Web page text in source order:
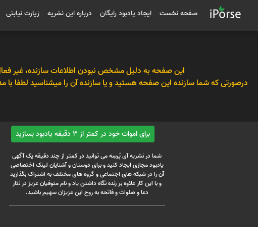
صفحه نخست ایجاد یادبود رایگان درباره این نشریه زیارت نیابتی
این صفحه به دلیل مشخص نبودن اطلاعات سازنده، غیر
درصورتی که شما سازنده این صفحه هستید و یا سازنده آن را میشناسید لطفا
برای اموات خود در کمتر از 3 دقیقه یادبود بسازید
شما در نشریه آی پُرسِه می توانید در کمتر از چند دقیقه یک آگهی
یادبود مجازی ایجاد کنید و برای دوستان و آشنایان لینک اختصاصی
آن را در شبکه های اجتماعی و گروه های مختلف به اشتراک بگذارید
و با این کار علاوه بر زنده نگاه داشتن یاد و نام متوفیان عزیز در نثار
دعا و صلوات و فاتحه به روح این عزیزان سهیم باشید.